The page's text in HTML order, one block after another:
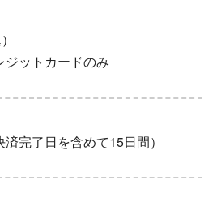
ジットカードのみ
完了日を含めて15日間）